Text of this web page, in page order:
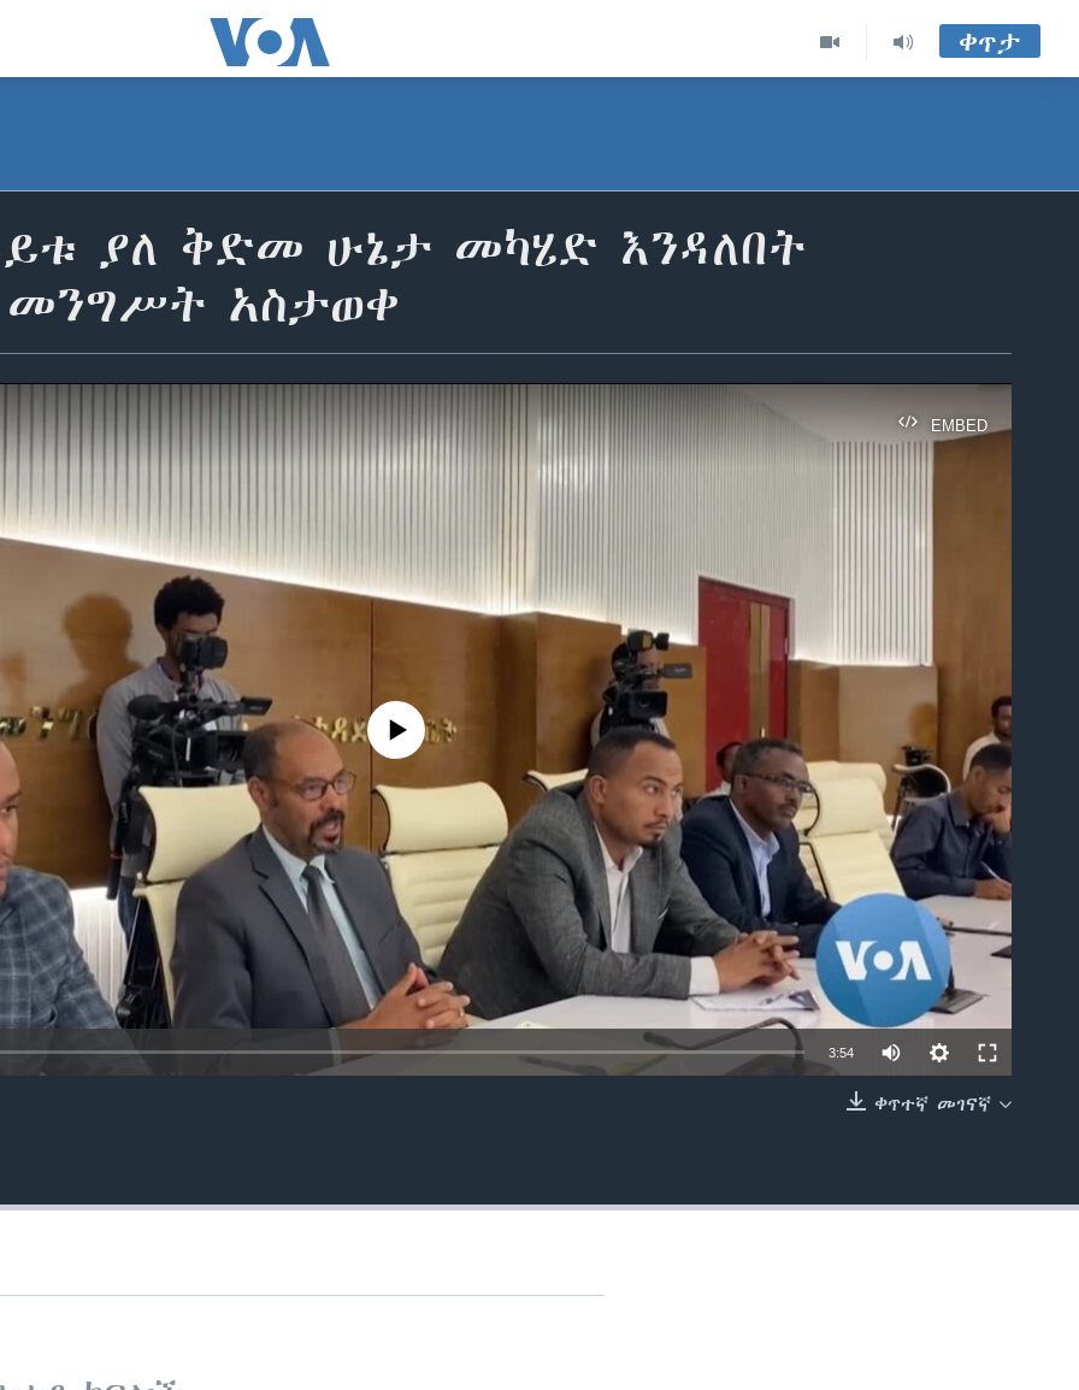
ቀጥታ
ያለ ቅድመ ሁኔታ መካሄድ እንዳለበት
መንግሥት አስታወቀ
EMBED
EMBED
No media source currently available
3:54
ቀጥተኛ መገናኛ